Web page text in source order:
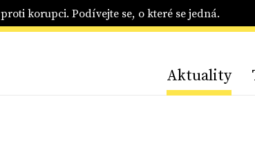
proti korupci. Podívejte se, o které se jedná.
Aktuality